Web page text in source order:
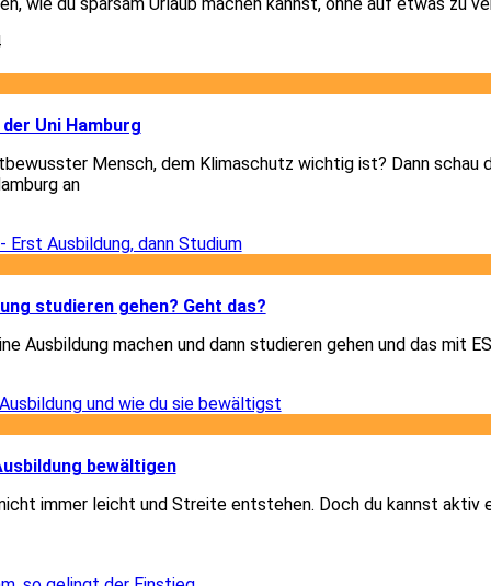
Uni Hamburg
Mensch, dem Klimaschutz wichtig ist? Dann schau
an
studieren gehen? Geht das?
Ausbildung machen und dann studieren gehen und das mit
bewältigen
immer leicht und Streite entstehen. Doch du kannst aktiv